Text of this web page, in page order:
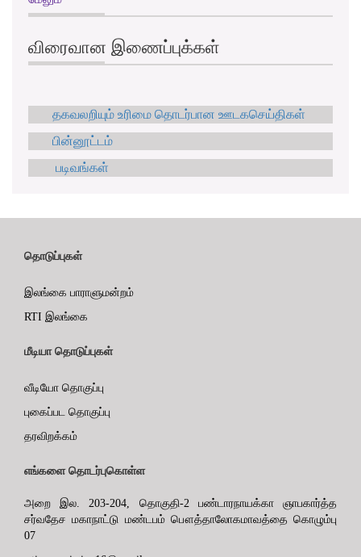
விரைவான இணைப்புக்கள்
தகவலறியும் உரிமை தொடர்பான ஊடகசெய்திகள்
பின்னூட்டம்
படிவங்கள்
தொடுப்புகள்
இலங்கை பாராளுமன்றம்
RTI இலங்கை
மீடியா தொடுப்புகள்
வீடியோ தொகுப்பு
புகைப்பட தொகுப்பு
தரவிறக்கம்
எங்களை தொடர்புகொள்ள
அறை இல. 203-204, தொகுதி-2 பண்டாரநாயக்கா ஞாபகார்த்த
சர்வதேச மகாநாட்டு மண்டபம் பௌத்தாலோகமாவத்தை கொழும்பு
07